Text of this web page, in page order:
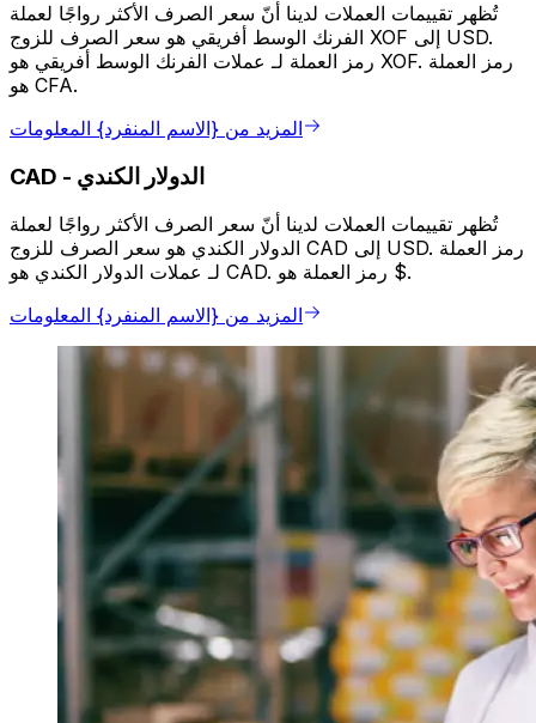
تُظهر تقييمات العملات لدينا أنّ سعر الصرف الأكثر رواجًا لعملة
الفرنك الوسط أفريقي هو سعر الصرف للزوج XOF إلى USD.
رمز العملة لـ عملات الفرنك الوسط أفريقي هو XOF. رمز العملة
هو CFA.
المزيد من {الاسم المنفرد} المعلومات
CAD - الدولار الكندي
تُظهر تقييمات العملات لدينا أنّ سعر الصرف الأكثر رواجًا لعملة
الدولار الكندي هو سعر الصرف للزوج CAD إلى USD. رمز العملة
لـ عملات الدولار الكندي هو CAD. رمز العملة هو $.
المزيد من {الاسم المنفرد} المعلومات